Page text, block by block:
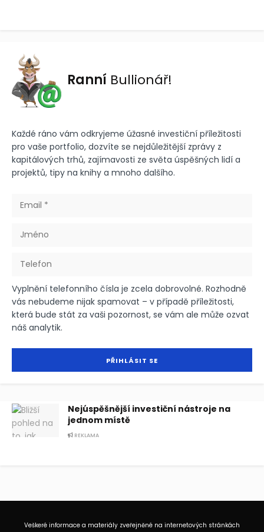
Ranní Bullionář!
Každé ráno vám odkryjeme úžasné investiční příležitosti
pro vaše portfolio, dozvíte se nejdůležitější zprávy z
kapitálových trhů, zajímavosti ze světa úspěšných lidí a
projektů, tipy na knihy a mnoho dalšího.
Vyplnění telefonního čísla je zcela dobrovolné. Rozhodně
vás nebudeme nijak spamovat – v případě příležitosti,
která bude stát za vaši pozornost, se vám ale může ozvat
náš analytik.
Nejúspěšnější investiční nástroje na
jednom místě
REKLAMA
Veškeré informace a materiály zveřejněné na internetových stránkách